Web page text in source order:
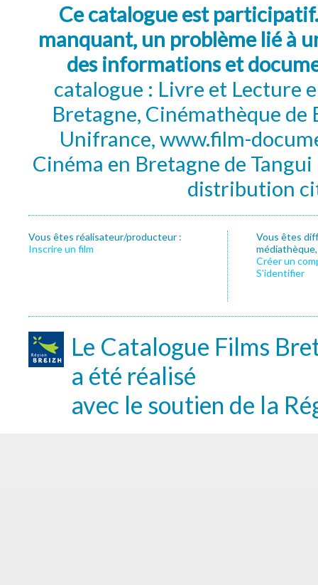
Ce catalogue est
manquant, un problème lié à
des informations et
catalogue : Livre et Lecture
Bretagne, Cinémathèque de
Unifrance, www.film-
Cinéma en Bretagne de
distribution
Vous êtes réalisateur/producteur :
Inscrire un film
Vous êtes
Créer un
S’identifier
Le Catalogue Films
a été réalisé
avec le soutien de la